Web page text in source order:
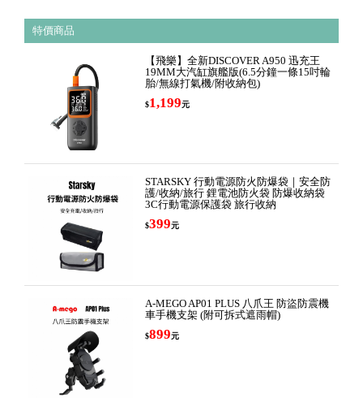
特價商品
【飛樂】全新DISCOVER A950 迅充王
19MM大汽缸旗艦版(6.5分鐘一條15吋輪
胎/無線打氣機/附收納包)
$1,199元
STARSKY 行動電源防火防爆袋｜安全防
護/收納/旅行 鋰電池防火袋 防爆收納袋
3C行動電源保護袋 旅行收納
$399元
A-MEGO AP01 PLUS 八爪王 防盜防震機
車手機支架 (附可拆式遮雨帽)
$899元